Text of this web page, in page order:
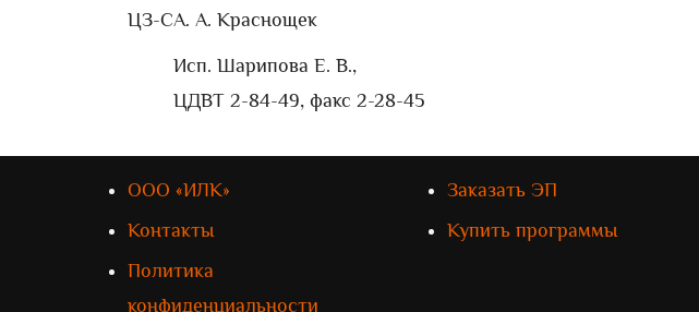
ЦЗ-СА. А. Краснощек
Исп. Шарипова Е. В.,
ЦДВТ 2-84-49, факс 2-28-45
ООО «ИЛК»
Контакты
Политика
конфиденциальности
Заказать ЭП
Купить программы